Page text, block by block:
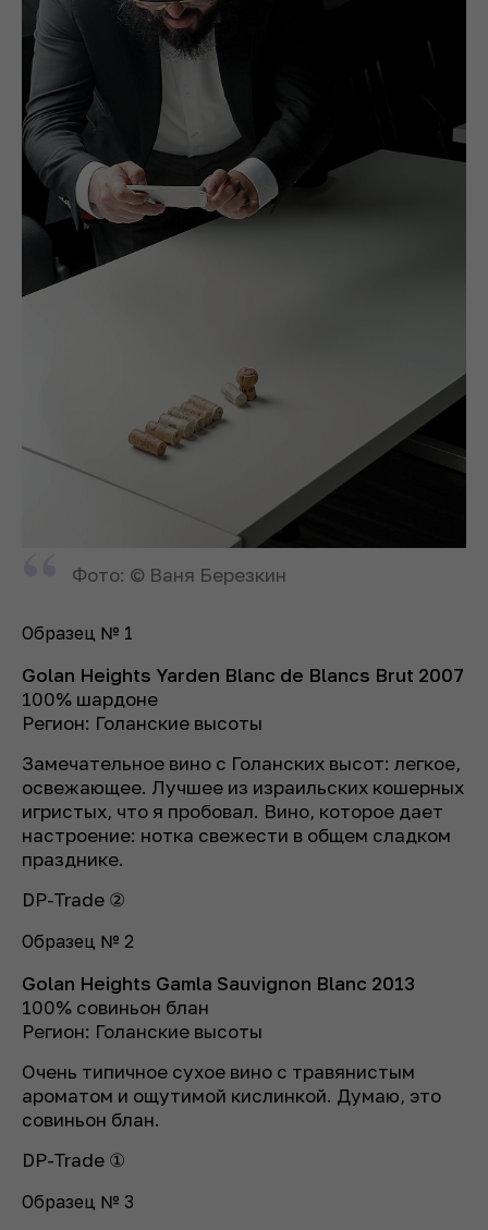
Фото: © Ваня Березкин
Образец № 1
Golan Heights Yarden Blanc de Blancs Brut 2007
100% шардоне
Регион: Голанские высоты
Замечательное вино с Голанских высот: легкое,
освежающее. Лучшее из израильских кошерных
игристых, что я пробовал. Вино, которое дает
настроение: нотка свежести в общем сладком
празднике.
DP-Trade ②
Образец № 2
Golan Heights Gamla Sauvignon Blanc 2013
100% совиньон блан
Регион: Голанские высоты
Очень типичное сухое вино с травянистым
ароматом и ощутимой кислинкой. Думаю, это
совиньон блан.
DP-Trade ①
Образец № 3